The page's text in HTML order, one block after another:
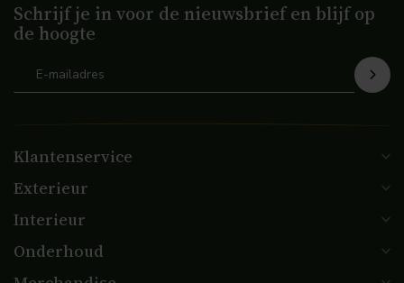
Schrijf je in voor de nieuwsbrief en blijf op
de hoogte
Klantenservice
Exterieur
Interieur
Onderhoud